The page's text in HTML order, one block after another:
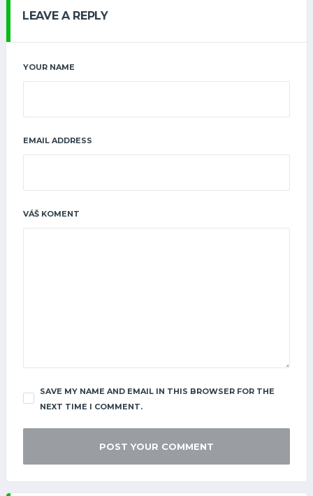
LEAVE A REPLY
YOUR NAME
EMAIL ADDRESS
VÁŠ KOMENT
SAVE MY NAME AND EMAIL IN THIS BROWSER FOR THE
NEXT TIME I COMMENT.